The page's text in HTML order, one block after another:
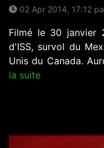
02 Apr 2014, 17:12
Filmé le 30 janvier
d'ISS, survol du
Unis du Canada.
la suite